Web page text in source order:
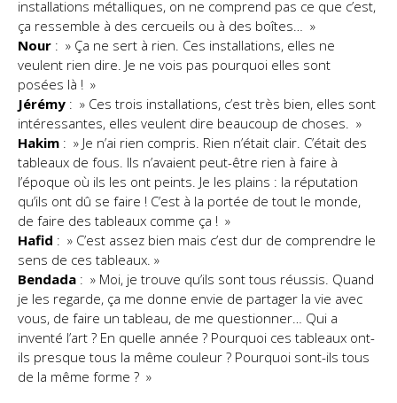
installations métalliques, on ne comprend pas ce que c’est,
ça ressemble à des cercueils ou à des boîtes… »
Nour : » Ça ne sert à rien. Ces installations, elles ne
veulent rien dire. Je ne vois pas pourquoi elles sont
posées là ! »
Jérémy : » Ces trois installations, c’est très bien, elles sont
intéressantes, elles veulent dire beaucoup de choses. »
Hakim : » Je n’ai rien compris. Rien n’était clair. C’était des
tableaux de fous. Ils n’avaient peut-être rien à faire à
l’époque où ils les ont peints. Je les plains : la réputation
qu’ils ont dû se faire ! C’est à la portée de tout le monde,
de faire des tableaux comme ça ! »
Hafid : » C’est assez bien mais c’est dur de comprendre le
sens de ces tableaux. »
Bendada : » Moi, je trouve qu’ils sont tous réussis. Quand
je les regarde, ça me donne envie de partager la vie avec
vous, de faire un tableau, de me questionner… Qui a
inventé l’art ? En quelle année ? Pourquoi ces tableaux ont-
ils presque tous la même couleur ? Pourquoi sont-ils tous
de la même forme ? »